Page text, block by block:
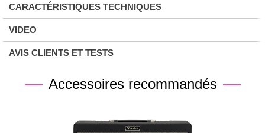
CARACTÉRISTIQUES TECHNIQUES
VIDEO
AVIS CLIENTS ET TESTS
Accessoires recommandés